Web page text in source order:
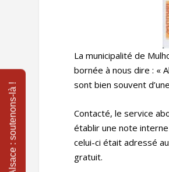
La municipalité de
bornée à nous dire : «
sont bien souvent
Contacté, le service
établir une note
celui-ci était adressé
gratuit.